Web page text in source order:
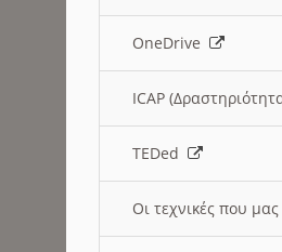
OneDrive
ICAP
TEDed
Οι τεχνικές που